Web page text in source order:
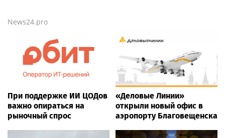
News24.pro
При поддержке ИИ ЦОДов
важно опираться на
рыночный спрос
«Деловые Линии»
открыли новый офис в
аэропорту Благовещенска